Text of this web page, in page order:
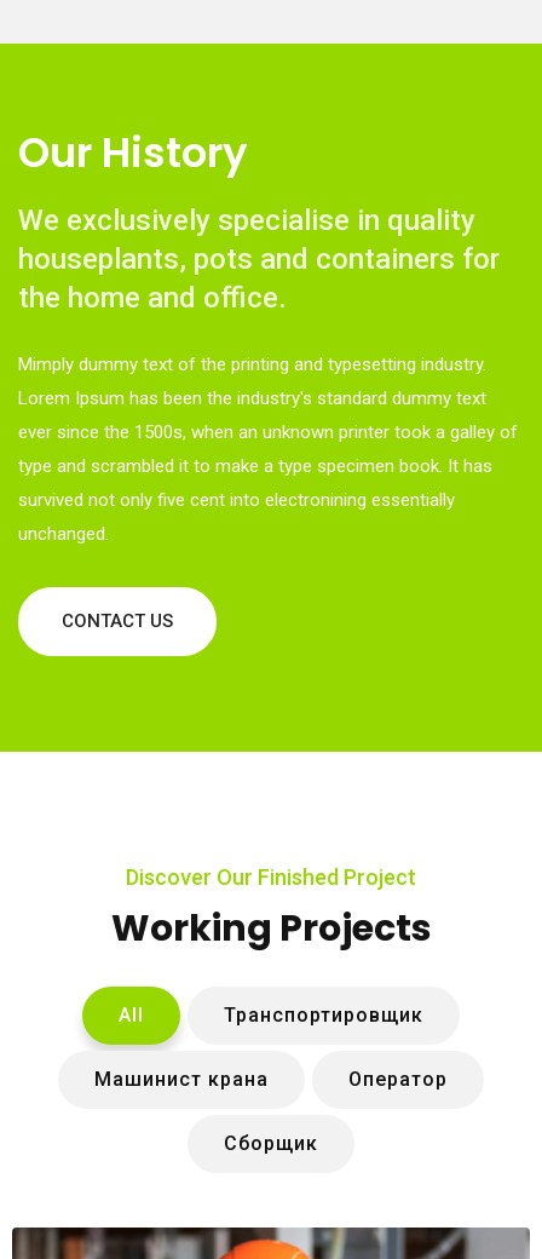
Our History
We exclusively specialise in quality
houseplants, pots and containers for
the home and office.
Mimply dummy text of the printing and typesetting industry.
Lorem Ipsum has been the industry's standard dummy text
ever since the 1500s, when an unknown printer took a galley of
type and scrambled it to make a type specimen book. It has
survived not only five cent into electronining essentially
unchanged.
CONTACT US
Discover Our Finished Project
Working Projects
All Транспортировщик
Машинист крана Оператор
Сборщик